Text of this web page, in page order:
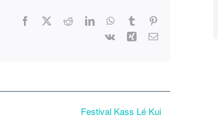
Facebook RedditLinkedInWhatsApp
Tumblr
Vk
Xing Email
Festival Kass Lé Kui